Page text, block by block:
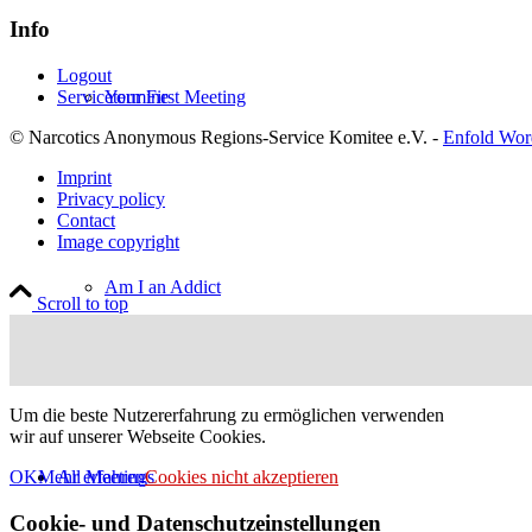
Your First Meeting
Am I an Addict
All Meetings
Info
Logout
Servicetermine
© Narcotics Anonymous Regions-Service Komitee e.V. - Enfold
Imprint
Privacy policy
Contact
Image copyright
Scroll to top
Um die beste Nutzererfahrung zu ermöglichen verwenden
wir auf unserer Webseite Cookies.
OKMehr erfahrenCookies nicht akzeptieren
Cookie- und Datenschutzeinstellungen